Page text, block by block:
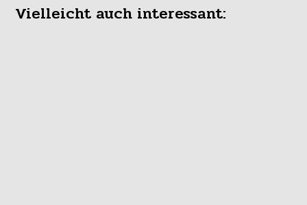
Vielleicht auch interessant: